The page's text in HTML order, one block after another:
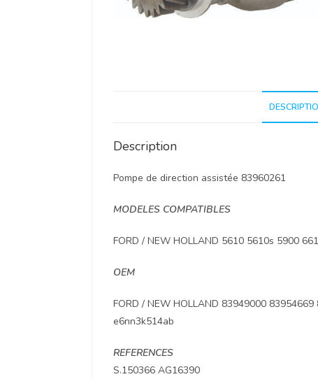
Description
Pompe de direction assistée 83960261
MODELES COMPATIBLES
FORD / NEW HOLLAND 5610 5610s 5900
OEM
FORD / NEW HOLLAND 83949000
e6nn3k514ab
REFERENCES
S.150366 AG16390